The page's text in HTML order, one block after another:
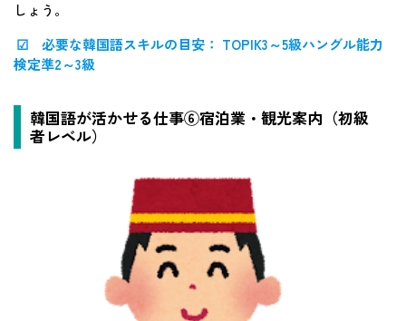
しょう。
☑ 必要な韓国語スキルの目安： TOPIK3～5級ハングル能力
検定準2～3級
韓国語が活かせる仕事⑥宿泊業・観光案内（初級
者レベル）